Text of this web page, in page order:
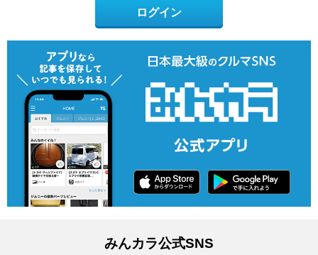
ログイン
みんカラ公式SNS